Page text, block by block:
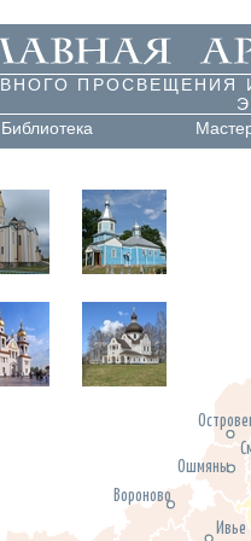
ПРОСВЕЩЕНИЯ
Библиотека
Вороново
Ивье
Ошмяны